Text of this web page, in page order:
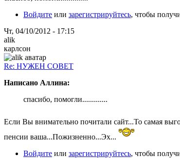
Войдите или зарегистрируйтесь, чтобы
Чт, 04/10/2012 - 17:15
alik
карлсон
Re: НУЖЕН СОВЕТ
Написано Аллина:
спасибо, помогли.............
Если Вы внимательно почитали сайт...То самая
пенсии ваша...Пожизненно...Эх...
Войдите или зарегистрируйтесь, чтобы